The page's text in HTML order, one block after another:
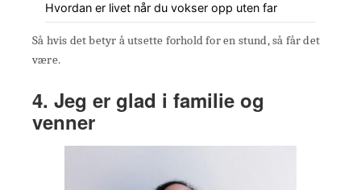
Hvordan er livet når du vokser opp uten far
Så hvis det betyr å utsette forhold for en stund, så får det
være.
4. Jeg er glad i familie og
venner